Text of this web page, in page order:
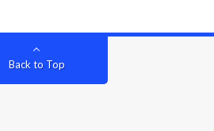
Back to Top